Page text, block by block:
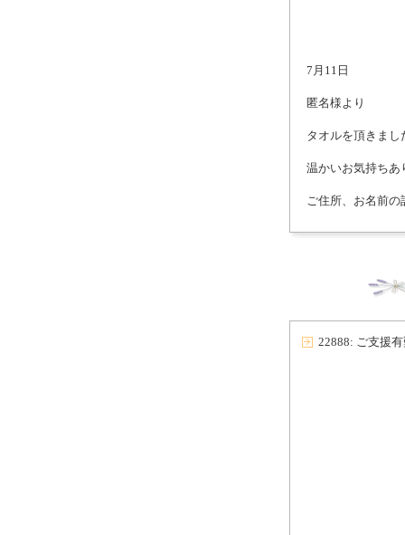
7月11日
匿名様より
タオルを頂きまし
温かいお気持ちあ
ご住所、お名前
22888: ご支援